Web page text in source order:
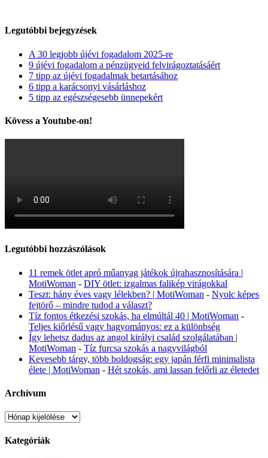
Legutóbbi bejegyzések
A 30 legjobb újévi fogadalom 2025-re
9 újévi fogadalom a pénzügyeid felvirágoztatásáért
7 tipp az újévi fogadalmak betartásához
6 tipp a karácsonyi vásárláshoz
5 tipp az egészségesebb ünnepekért
Kövess a Youtube-on!
Legutóbbi hozzászólások
11 remek ötlet apró műanyag játékok újrahasznosítására |
MotiWoman - DIY ötlet: izgalmas falikép virágokkal
Teszt: hány éves vagy lélekben? | MotiWoman - Nyolc képes
fejtörő – mindre tudod a választ?
Tíz fontos étkezési szokás, ha elmúltál 40 | MotiWoman -
Teljes kiőrlésű vagy hagyományos: ez a különbség
Így lehetsz dadus az angol királyi család szolgálatában |
MotiWoman - Tíz furcsa szokás a nagyvilágból
Kevesebb tárgy, több boldogság: egy japán férfi minimalista
élete | MotiWoman - Hét szokás, ami lassan felőrli az életedet
Archívum
Archívum
Kategóriák